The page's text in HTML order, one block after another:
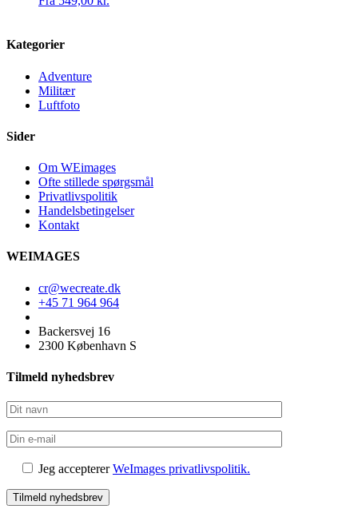
Kategorier
Adventure
Militær
Luftfoto
Sider
Om WEimages
Ofte stillede spørgsmål
Privatlivspolitik
Handelsbetingelser
Kontakt
WEIMAGES
cr@wecreate.dk
+45 71 964 964
Backersvej 16
2300 København S
Tilmeld nyhedsbrev
Jeg acceptererWeImages privatlivspolitik.